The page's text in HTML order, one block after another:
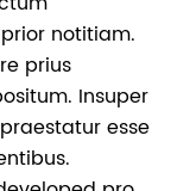
notitiam.
prius
Insuper
esse